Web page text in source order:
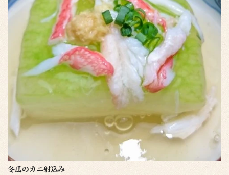
冬瓜のカニ射込み